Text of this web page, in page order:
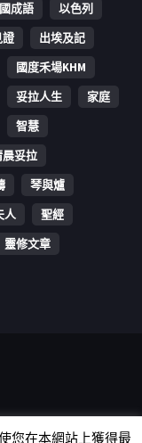
成語
以色列
證
出埃及記
國度禾場KHM
妥拉人生
家庭
智慧
晨妥拉
琴與爐
人
聖經
靈修文章
您在本網站上獲得最